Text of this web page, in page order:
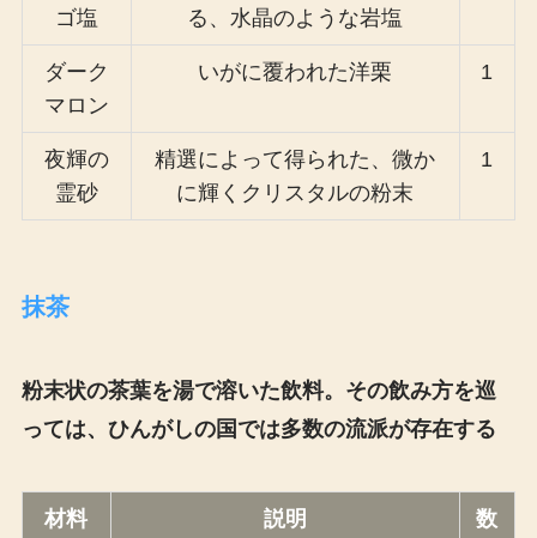
ゴ塩 る、水晶のような岩塩
ダーク
マロン
いがに覆われた洋栗 1
夜輝の
霊砂
精選によって得られた、微か
に輝くクリスタルの粉末
1
抹茶
粉末状の茶葉を湯で溶いた飲料。その飲み方を巡
っては、ひんがしの国では多数の流派が存在する
材料 説明
数